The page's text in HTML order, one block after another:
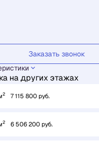
Заказать звонок
на других этажах
2 7 115 800 руб.
2 6 506 200 руб.